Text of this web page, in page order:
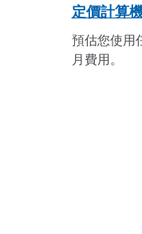
定價計算
預估您使用
月費用。